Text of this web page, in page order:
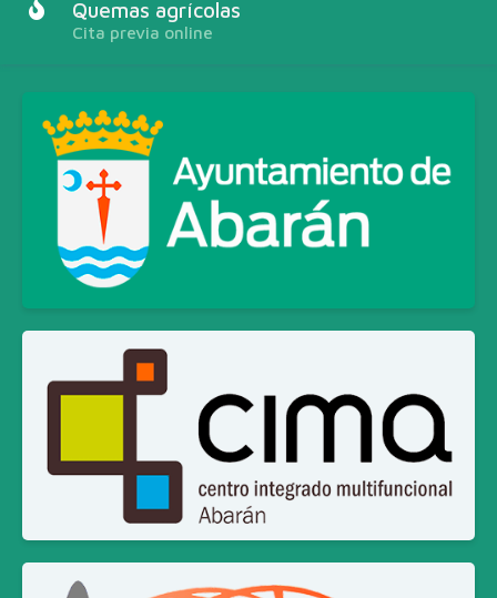
Quemas agrícolas
Cita previa online